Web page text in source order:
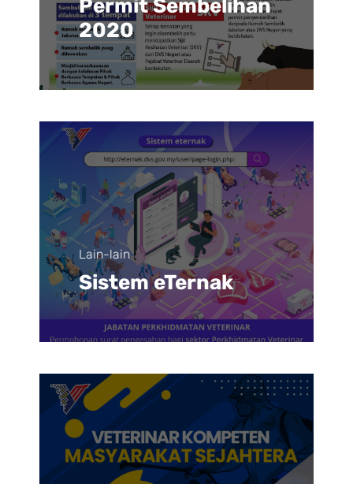
Permit Sembelihan
2020
Lain-lain
Sistem eTernak